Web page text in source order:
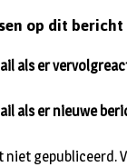
op dit bericht
niet gepubliceerd.
als er
als er nieuwe